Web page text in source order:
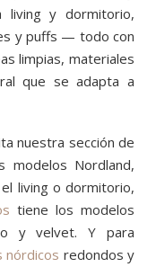
living y dormitorio,
y puffs — todo con
limpias, materiales
que se adapta a
nuestra sección de
modelos Nordland,
living o dormitorio,
tiene los modelos
y velvet. Y para
nórdicos redondos y